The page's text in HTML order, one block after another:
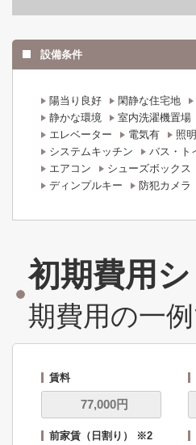
設備条件
陽当り良好 閑静な住宅地
静かな環境
室内洗濯機置場
エレベーター
電気有 照
システムキッチン
バス・ト
エアコン
シューズボックス
ディンプルキー
防犯カメラ
初期費用
期費用の一例
賃料
前家賃（日割り） ※2